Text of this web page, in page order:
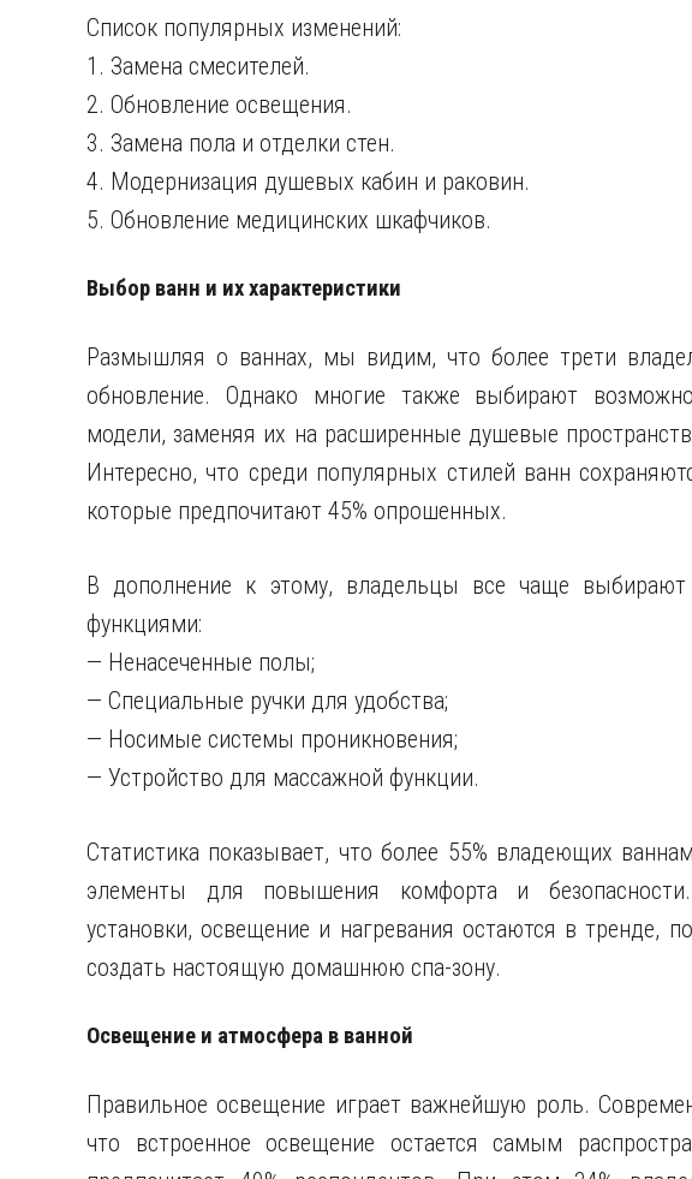
Список популярных изменений:
1. Замена смесителей.
2. Обновление освещения.
3. Замена пола и отделки стен.
4. Модернизация душевых кабин и раковин.
5. Обновление медицинских шкафчиков.
Выбор ванн и их характеристики
Размышляя о ваннах, мы видим, что более трети
обновление. Однако многие также выбирают
модели, заменяя их на расширенные душевые
Интересно, что среди популярных стилей ванн
которые предпочитают 45% опрошенных.
В дополнение к этому, владельцы все чаще
функциями:
— Ненасеченные полы;
— Специальные ручки для удобства;
— Носимые системы проникновения;
— Устройство для массажной функции.
Статистика показывает, что более 55% владеющих
элементы для повышения комфорта и
установки, освещение и нагревания остаются в тренде,
создать настоящую домашнюю спа-зону.
Освещение и атмосфера в ванной
Правильное освещение играет важнейшую роль.
что встроенное освещение остается самым